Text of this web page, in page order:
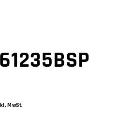
MwSt.